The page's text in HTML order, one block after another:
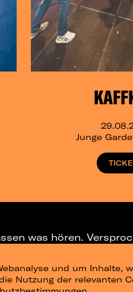
Junge
und um Inhalte,
Nutzung der relevanten
was hören.